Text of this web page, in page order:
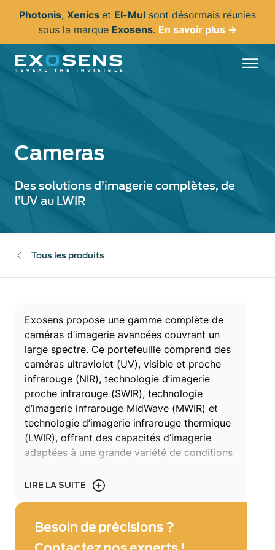
principal
Photonis, Xenics et El-Mul sont désormais réunies
sous la marque Exosens. En savoir plus →
Cameras
Des solutions d’imagerie complètes, de
l’UV au LWIR
Tous les produits
Exosens propose une gamme complète de
caméras d’imagerie avancées couvrant un
large spectre. Ce portefeuille comprend des
caméras ultraviolet (UV), visible et proche
infrarouge (NIR), technologie d’imagerie
proche infrarouge (SWIR), technologie
d’imagerie infrarouge MidWave (MWIR) et
technologie d’imagerie infrarouge thermique
(LWIR), offrant des capacités d’imagerie
adaptées à une grande variété de conditions
des contraintes opérationnelles complexes
tout en garantissant des performances
LIRE LA SUITE
Besoin de précisions ?